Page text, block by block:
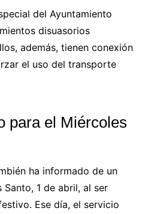
del Ayuntamiento
disuasorios
además, tienen conexión
el uso del transporte
para el Miércoles
ha informado de un
1 de abril, al ser
Ese día, el servicio